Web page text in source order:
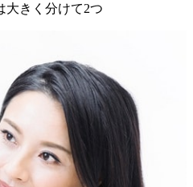
大きく分けて2つ